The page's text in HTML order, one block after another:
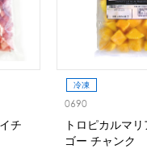
刃物・替刃
チ
冷凍
0690
トロピカルマ
ゴー チャンク